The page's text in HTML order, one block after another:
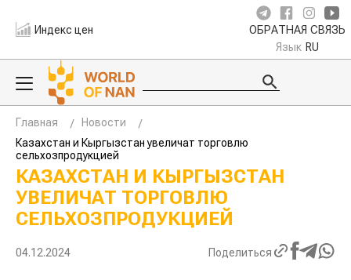
Индекс цен ОБРАТНАЯ СВЯЗЬ
Язык RU
Главная
Новости
Казахстан и Кыргызстан увеличат торговлю
сельхозпродукцией
КАЗАХСТАН И КЫРГЫЗСТАН
УВЕЛИЧАТ ТОРГОВЛЮ
СЕЛЬХОЗПРОДУКЦИЕЙ
04.12.2024 Поделиться